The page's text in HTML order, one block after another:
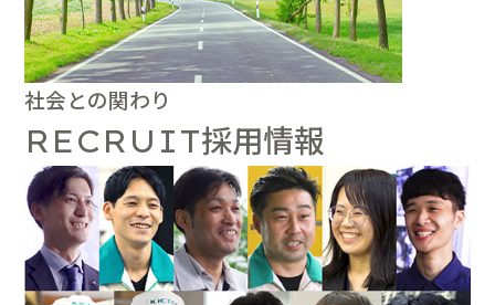
社会との関わり
RECRUIT採用情報